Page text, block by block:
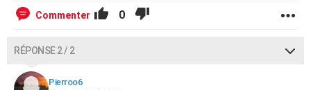
Commenter 0
RÉPONSE 2 / 2
Pierroo6